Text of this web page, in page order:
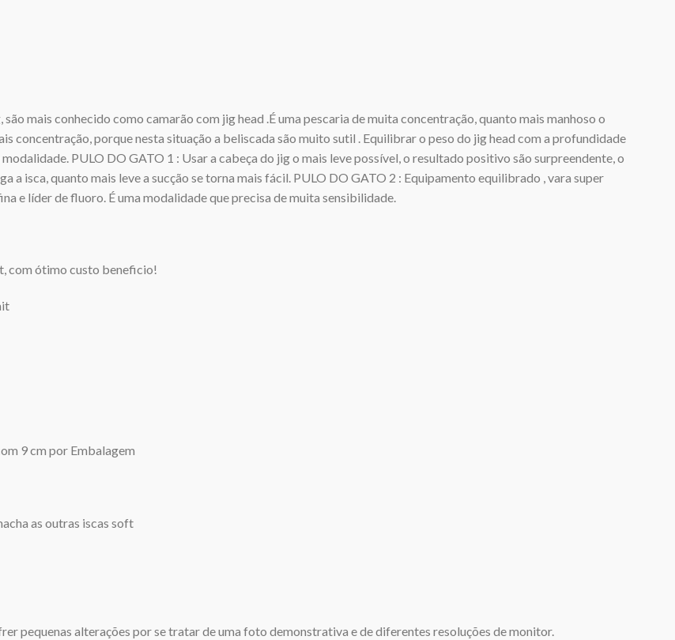
mais conhecido como camarão com jig head .É uma pescaria de muita concentração, quanto mais manhoso o
concentração, porque nesta situação a beliscada são muito sutil . Equilibrar o peso do jig head com a profundidade
modalidade. PULO DO GATO 1 : Usar a cabeça do jig o mais leve possível, o resultado positivo são surpreendente, o
a isca, quanto mais leve a sucção se torna mais fácil. PULO DO GATO 2 : Equipamento equilibrado , vara super
e lí­der de fluoro. É uma modalidade que precisa de muita sensibilidade.
com ótimo custo beneficio!
9 cm por Embalagem
as outras iscas soft
pequenas alterações por se tratar de uma foto demonstrativa e de diferentes resoluções de monitor.